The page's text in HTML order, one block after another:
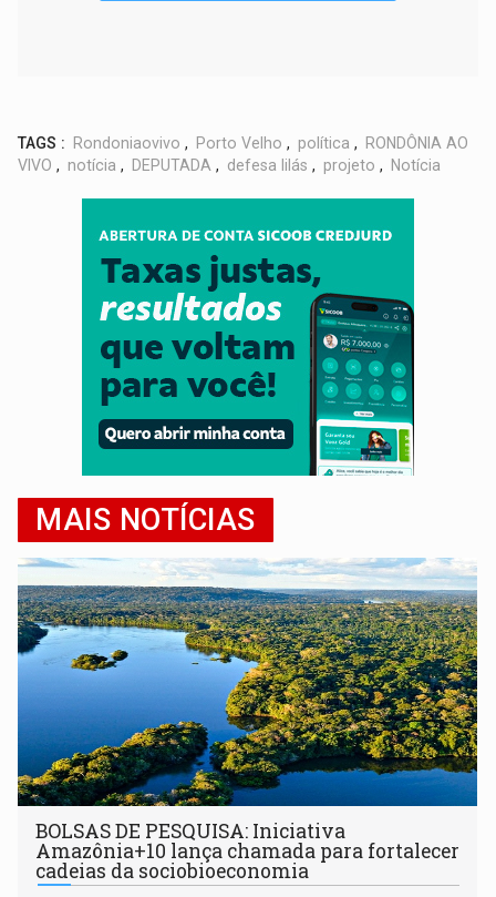
TAGS : Rondoniaovivo , Porto Velho , política ,
RONDÔNIA AO
VIVO , notícia , DEPUTADA , defesa lilás , projeto , Notícia
MAIS NOTÍCIAS
BOLSAS DE PESQUISA: Iniciativa
Amazônia+10 lança chamada para fortalecer
cadeias da sociobioeconomia